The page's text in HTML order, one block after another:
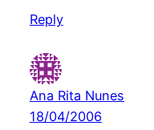
Reply
Ana Rita Nunes
18/04/2006